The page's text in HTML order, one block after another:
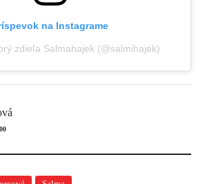
na Instagrame
zdieľa Salmahajek (@salmihajek)